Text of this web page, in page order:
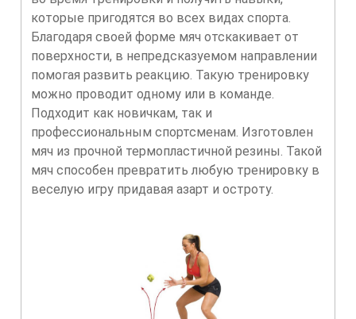
которые пригодятся во всех видах спорта.
Благодаря своей форме мяч отскакивает от
поверхности, в непредсказуемом направлении
помогая развить реакцию. Такую тренировку
можно проводит одному или в команде.
Подходит как новичкам, так и
профессиональным спортсменам. Изготовлен
мяч из прочной термопластичной резины. Такой
мяч способен превратить любую тренировку в
веселую игру придавая азарт и остроту.